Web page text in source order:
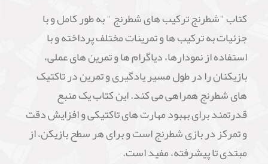
کتاب "شطرنج ترکیب های شطرنج " به طور کامل و با
جزئیات به ترکیب ها و تمرینات مختلف پرداخته و با
استفاده از نمودارها، دیاگرام ها و تمرین های عملی،
بازیکنان را در طول مسیر یادگیری و تمرین در تاکتیک
های شطرنج همراهی می کند. این کتاب یک منبع
قدرتمند برای بهبود مهارت های تاکتیکی و افزایش دقت
و تمرکز در بازی شطرنج است و برای هر سطح بازیکن، از
مبتدی تا پیشرفته، مفید است.